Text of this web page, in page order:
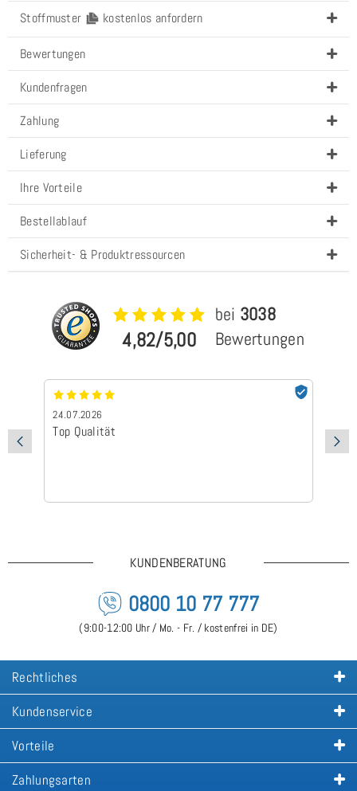
Stoffmuster kostenlos anfordern
Bewertungen
Kundenfragen
Zahlung
Lieferung
Ihre Vorteile
Bestellablauf
Sicherheit- & Produktressourcen
4,82/5,00
bei 3038
Bewertungen
24.07.2026
Top Qualität
KUNDENBERATUNG
0800 10 77 777
(9:00-12:00 Uhr / Mo. - Fr. / kostenfrei in DE)
Rechtliches
Kundenservice
Vorteile
Zahlungsarten